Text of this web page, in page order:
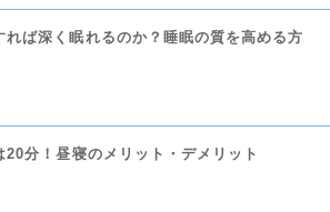
れば深く眠れるのか？睡眠の質を高める方
20分！昼寝のメリット・デメリット